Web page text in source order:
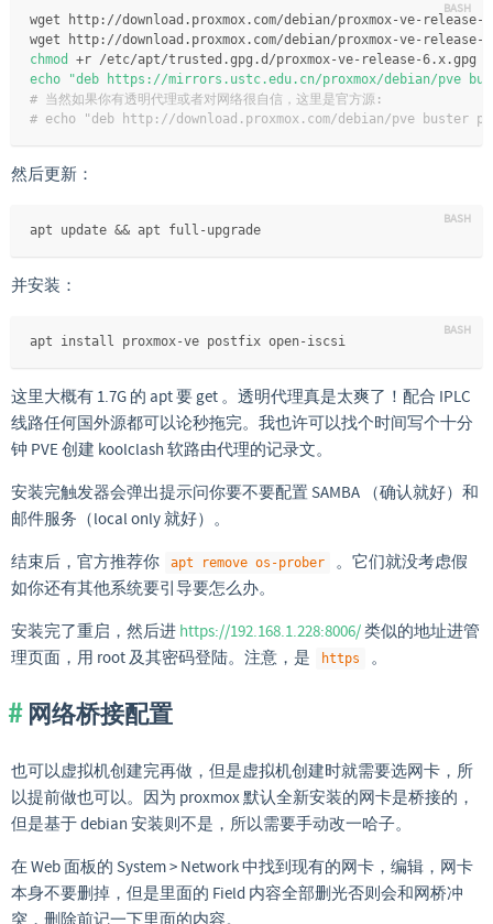
wget http://download.proxmox.com/debian/proxmox-ve-
wget http://download.proxmox.com/debian/proxmox-ve-
chmod
+r /etc/apt/trusted.gpg.d/proxmox-ve-release-6.x.gpg
echo
"deb https://mirrors.ustc.edu.cn/proxmox/debian/pve
# 当然如果你有透明代理或者对网络很自信，这里是官方源:
# echo "deb http://download.proxmox.com/debian/pve
然后更新：
apt update && apt full-upgrade
并安装：
apt install proxmox-ve postfix open-iscsi
这里大概有 1.7G 的 apt 要 get 。透明代理真是太爽了！配合 IPLC
线路任何国外源都可以论秒拖完。我也许可以找个时间写个十分
钟 PVE 创建 koolclash 软路由代理的记录文。
安装完触发器会弹出提示问你要不要配置 SAMBA （确认就好）和
邮件服务（local only 就好）。
结束后，官方推荐你
apt remove os-prober
。它们就没考虑假
如你还有其他系统要引导要怎么办。
安装完了重启，然后进 https://192.168.1.228:8006/类似的地址进管
理页面，用 root 及其密码登陆。注意，是
https 。
网络桥接配置
也可以虚拟机创建完再做，但是虚拟机创建时就需要选网卡，所
以提前做也可以。因为 proxmox 默认全新安装的网卡是桥接的，
但是基于 debian 安装则不是，所以需要手动改一哈子。
在 Web 面板的 System > Network 中找到现有的网卡，编辑，网卡
本身不要删掉，但是里面的 Field 内容全部删光否则会和网桥冲